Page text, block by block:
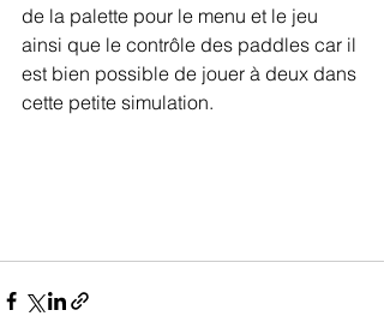
de la palette pour le menu et le jeu
ainsi que le contrôle des paddles car il
est bien possible de jouer à deux dans
cette petite simulation.